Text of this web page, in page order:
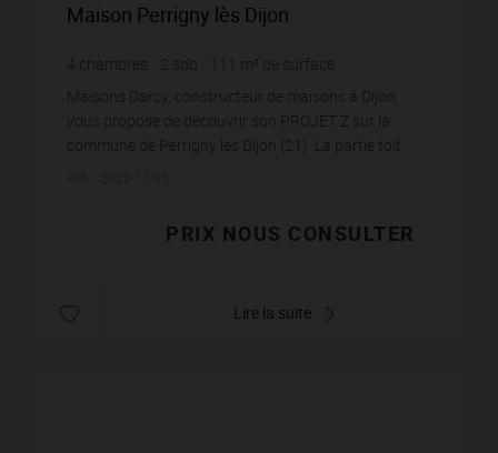
Maison Perrigny lès Dijon
4 chambres 2 sdb
m² de surface
Maisons Darcy, constructeur de maisons à Dijon,
vous propose de découvrir son PROJET Z sur la
commune de Perrigny les Dijon (21). La partie toit
PRIX NOUS CONSULTER
Lire la suite